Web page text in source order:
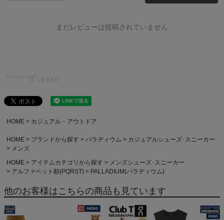
まだレビューは投稿されていません
HOME カジュアル・アウトドア
HOME ブランドから探す パラディウム
カジュアルシューズ･スニーカー
メンズ
HOME
アイテムカテゴリから探す
メンズシューズ･スニーカー
アルファベット順(PQRST)
PALLADIUM(パラディウム)
他のお客様はこちらの商品も見ています